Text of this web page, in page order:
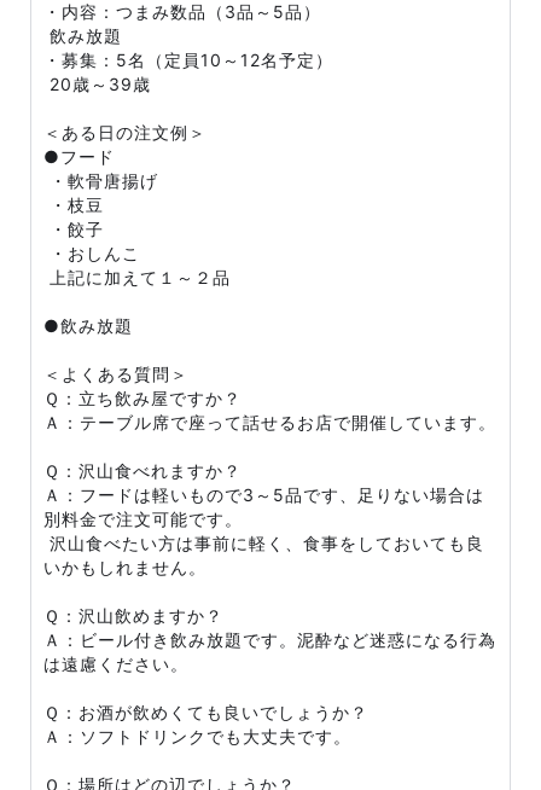
・内容：つまみ数品（3品～5品）
飲み放題
・募集：5名（定員10～12名予定）
20歳～39歳
＜ある日の注文例＞
●フード
・軟骨唐揚げ
・枝豆
・餃子
・おしんこ
上記に加えて１～２品
●飲み放題
＜よくある質問＞
Ｑ：立ち飲み屋ですか？
Ａ：テーブル席で座って話せるお店で開催しています。
Ｑ：沢山食べれますか？
Ａ：フードは軽いもので3～5品です、足りない場合は
別料金で注文可能です。
沢山食べたい方は事前に軽く、食事をしておいても良
いかもしれません。
Ｑ：沢山飲めますか？
Ａ：ビール付き飲み放題です。泥酔など迷惑になる行為
は遠慮ください。
Ｑ：お酒が飲めくても良いでしょうか？
Ａ：ソフトドリンクでも大丈夫です。
Ｑ：場所はどの辺でしょうか？